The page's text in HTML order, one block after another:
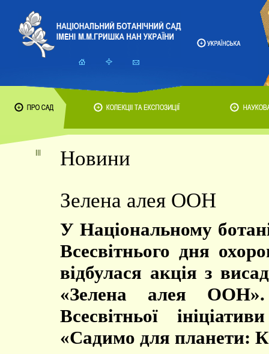
Новини
Зелена алея ООН
У Національному
Всесвітнього дня
відбулася акція з
«Зелена алея
Всесвітньої
«Садимо для планети: